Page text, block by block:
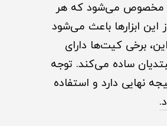
مخصوص می‌شود که هر
این ابزارها باعث می‌شود
برخی کیت‌ها دارای
ساده می‌کند. توجه
نهایی دارد و استفاده